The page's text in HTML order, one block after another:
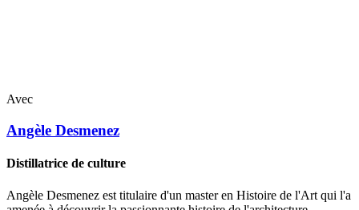
Avec
Angèle Desmenez
Distillatrice de culture
Angèle Desmenez est titulaire d'un master en Histoire de l'Art qui l'a